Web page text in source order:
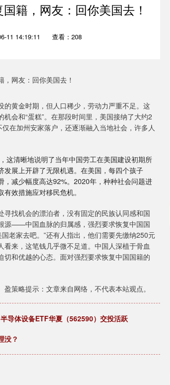
籍，网友：回你美国去！
11 14:19:11 查看：208
黄金时期，但人口稀少，劳动力严重不足。这
会和“蛋糕”。在那段时间里，美国接纳了大约2
在加州安家落户，还逐渐融入当地社会，许多人
这清晰地说明了当年中国劳工在美国建设初期所
展上开辟了无限机遇。在美国，每四个孩子
减少幅度高达92%。2020年，种种社会问题进
效措施应对移民危机。
找机会的漂泊者，没有固定的民族认同感和国
源——中国血脉的归属感，强烈要求恢复中国国
老家去吧。”还有人指出，他们需要先缴纳250元
来，这笔钱几乎微不足道。中国人深植于骨血
和优越的心态。面对强烈要求恢复中国国籍的
盈策略提示：文章来自网络，不代表本站观点。
导体设备ETF华夏（562590）交投活跃
没？
沪深300 4694.44 43.13 0.93%